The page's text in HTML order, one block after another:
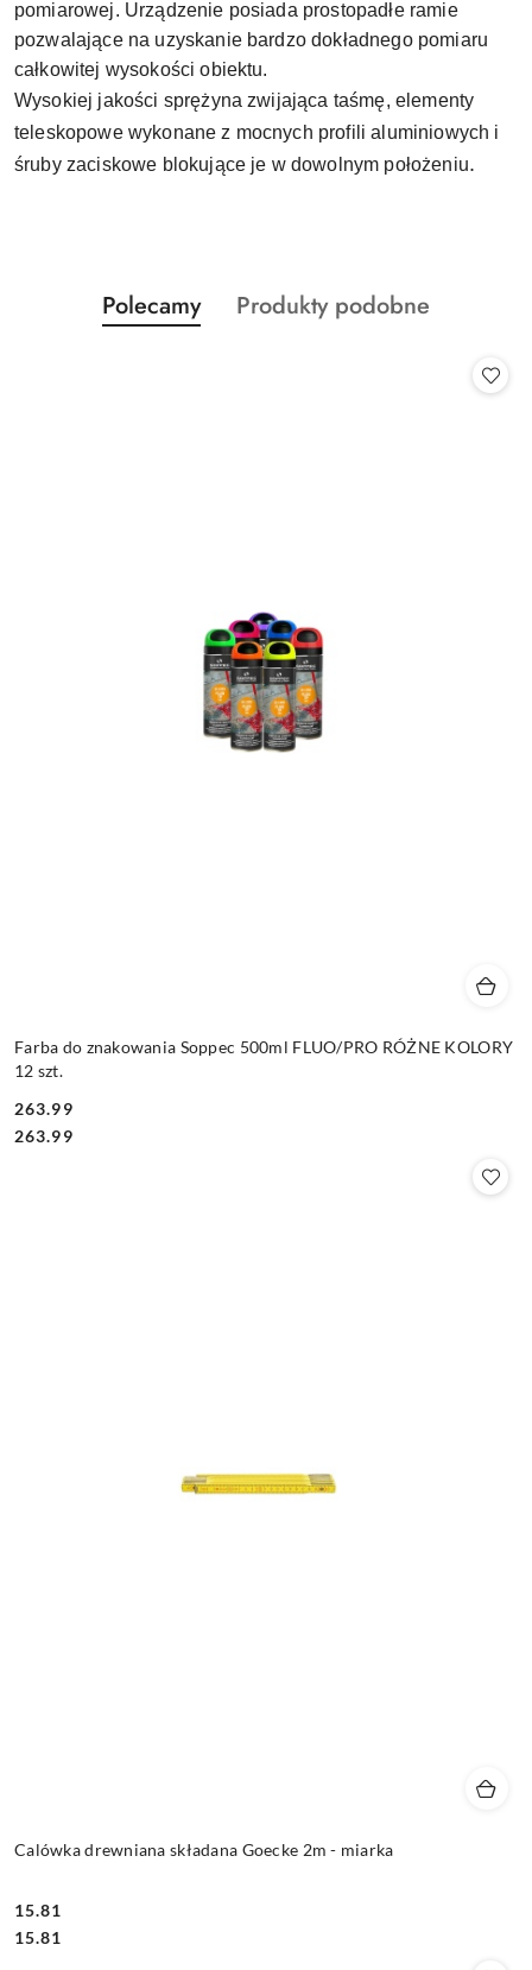
pomiarowej. Urządzenie posiada prostopadłe ramie
pozwalające na uzyskanie bardzo dokładnego pomiaru
całkowitej wysokości obiektu.
Wysokiej jakości sprężyna zwijająca taśmę, elementy
teleskopowe wykonane z mocnych profili aluminiowych i
śruby zaciskowe blokujące je w dowolnym położeniu.
Pomiń karuzelę produktów
Produkty
o
Polecamy
Produkty
Produkty podobne
Farba do znakowania Soppec 500ml FLUO/PRO RÓŻNE KOLORY
12 szt.
Cena:
263.99
Cena:
263.99
Calówka drewniana składana Goecke 2m - miarka
Cena:
15.81
Cena:
15.81